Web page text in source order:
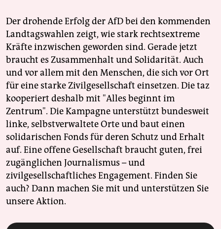
Der drohende Erfolg der AfD bei den kommenden
Landtagswahlen zeigt, wie stark rechtsextreme
Kräfte inzwischen geworden sind. Gerade jetzt
braucht es Zusammenhalt und Solidarität. Auch
und vor allem mit den Menschen, die sich vor Ort
für eine starke Zivilgesellschaft einsetzen. Die taz
kooperiert deshalb mit "Alles beginnt im
Zentrum". Die Kampagne unterstützt bundesweit
linke, selbstverwaltete Orte und baut einen
solidarischen Fonds für deren Schutz und Erhalt
auf. Eine offene Gesellschaft braucht guten, frei
zugänglichen Journalismus – und
zivilgesellschaftliches Engagement. Finden Sie
auch? Dann machen Sie mit und unterstützen Sie
unsere Aktion.